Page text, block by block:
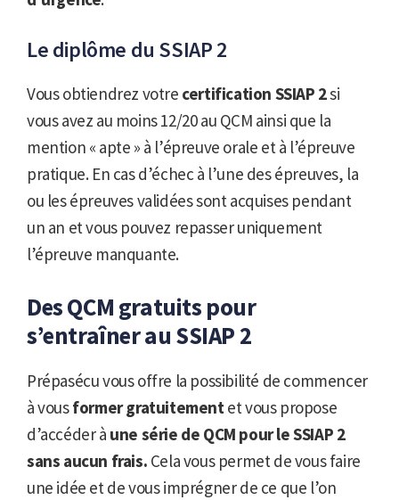
Le diplôme du SSIAP 2
Vous obtiendrez votre certification SSIAP 2si
vous avez au moins 12/20 au QCM ainsi que la
mention « apte » à l’épreuve orale et à l’épreuve
pratique. En cas d’échec à l’une des épreuves, la
ou les épreuves validées sont acquises pendant
un an et vous pouvez repasser uniquement
l’épreuve manquante.
Des QCM gratuits pour
s’entraîner au SSIAP 2
Prépasécu vous offre la possibilité de commencer
à vousformer gratuitementet vous propose
d’accéder à une série de QCM pour le SSIAP 2
sans aucun frais. Cela vous permet de vous faire
une idée et de vous imprégner de ce que l’on